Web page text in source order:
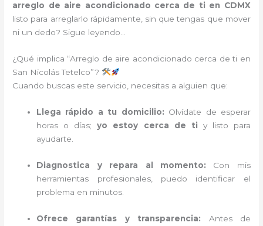
arreglo de aire acondicionado cerca de ti en CDMX
listo para arreglarlo rápidamente, sin que tengas que mover
ni un dedo? Sigue leyendo…
¿Qué implica “Arreglo de aire acondicionado cerca de ti en
San Nicolás Tetelco”?
Cuando buscas este servicio, necesitas a alguien que:
Llega rápido a tu domicilio: Olvídate de esperar
horas o días;yo estoy cerca de ti y listo para
ayudarte.
Diagnostica y repara al momento: Con mis
herramientas profesionales, puedo identificar el
problema en minutos.
Ofrece garantías y transparencia: Antes de